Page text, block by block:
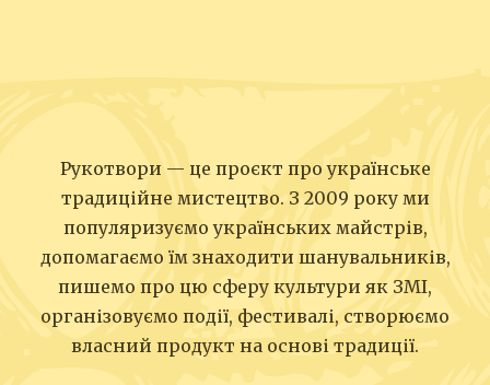
Рукотвори — це проєкт про українське
традиційне мистецтво. З 2009 року ми
популяризуємо українських майстрів,
допомагаємо їм знаходити шанувальників,
пишемо про цю сферу культури як ЗМІ,
організовуємо події, фестивалі, створюємо
власний продукт на основі традиції.